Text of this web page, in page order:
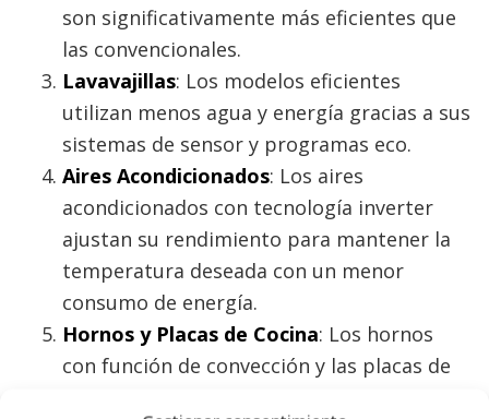
son significativamente más eficientes que
las convencionales.
Lavavajillas: Los modelos eficientes
utilizan menos agua y energía gracias a sus
sistemas de sensor y programas eco.
Aires Acondicionados: Los aires
acondicionados con tecnología inverter
ajustan su rendimiento para mantener la
temperatura deseada con un menor
consumo de energía.
Hornos y Placas de Cocina: Los hornos
con función de convección y las placas de